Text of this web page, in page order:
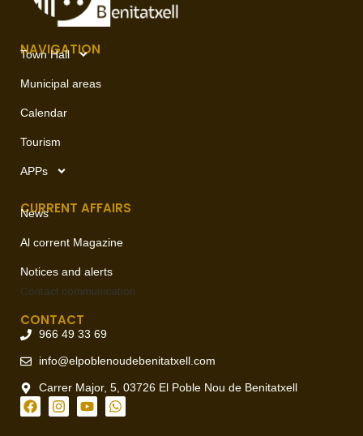
NAVIGATION
Town Hall
Municipal areas
Calendar
Tourism
APPs
CURRENT AFFAIRS
News
Al corrent Magazine
Notices and alerts
Contact communication
CONTACT
966 49 33 69
info@elpoblenoudebenitatxell.com
Carrer Major, 5, 03726 El Poble Nou de Benitatxell